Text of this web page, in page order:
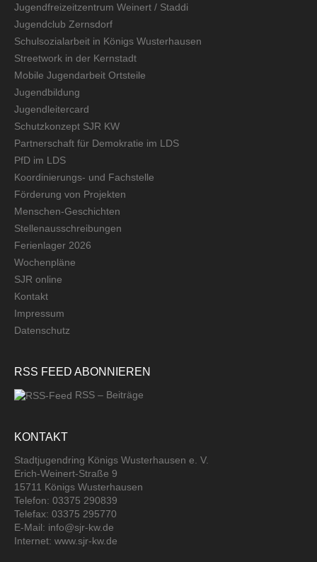
Jugendfreizeitzentrum Weinert / Staddi
Jugendclub Zernsdorf
Schulsozialarbeit in Königs Wusterhausen
Streetwork in der Kernstadt
Mobile Jugendarbeit Ortsteile
Jugendbildung
Jugendleitercard
Schutzkonzept SJR KW
Partnerschaft für Demokratie im LDS
PfD im LDS
Koordinierungs- und Fachstelle
Förderung von Projekten
Menschen-Geschichten
Stellenausschreibungen
Ferienlager 2026
Wochenpläne
SJR online
Kontakt
Impressum
Datenschutz
RSS FEED ABONNIEREN
RSS – Beiträge
KONTAKT
Stadtjugendring Königs Wusterhausen e. V.
Erich-Weinert-Straße 9
15711 Königs Wusterhausen
Telefon: 03375 290839
Telefax: 03375 295770
E-Mail: info@sjr-kw.de
Internet: www.sjr-kw.de